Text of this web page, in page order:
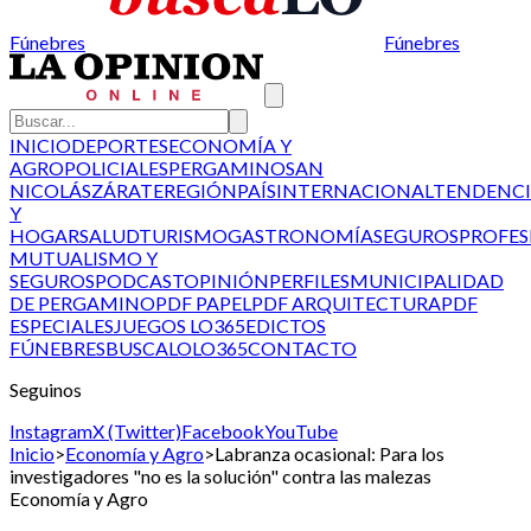
Fúnebres Fúnebres
INICIODEPORTESECONOMÍA Y
AGROPOLICIALESPERGAMINOSAN
NICOLÁSZÁRATEREGIÓNPAÍSINTERNACIONAL
Y
HOGARSALUDTURISMOGASTRONOMÍASEGUROS
MUTUALISMO Y
SEGUROSPODCASTOPINIÓNPERFILESMUNICIPALIDAD
DE PERGAMINOPDF PAPELPDF ARQUITECTURAPDF
ESPECIALESJUEGOS LO365EDICTOS
FÚNEBRESBUSCALOLO365CONTACTO
Seguinos
InstagramX (Twitter)FacebookYouTube
Inicio>Economía y Agro>Labranza ocasional: Para los
investigadores "no es la solución" contra las malezas
Economía y Agro